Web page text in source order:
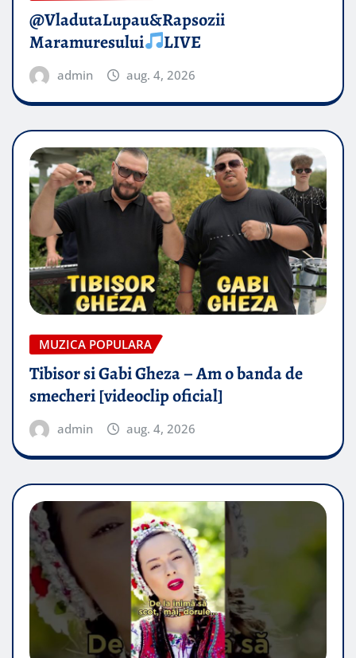
@VladutaLupau&Rapsozii
Maramuresului
LIVE
admin aug. 4, 2026
MUZICA POPULARA
Tibisor si Gabi Gheza – Am o banda de
smecheri [videoclip oficial]
admin aug. 4, 2026